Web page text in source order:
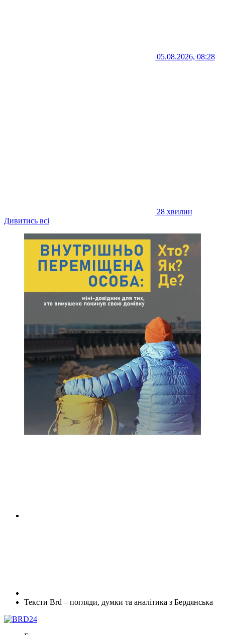
05.08.2026, 08:28
28 хвилин
Дивитись всі
Тексти Brd – погляди, думки та аналітика з Бердянська